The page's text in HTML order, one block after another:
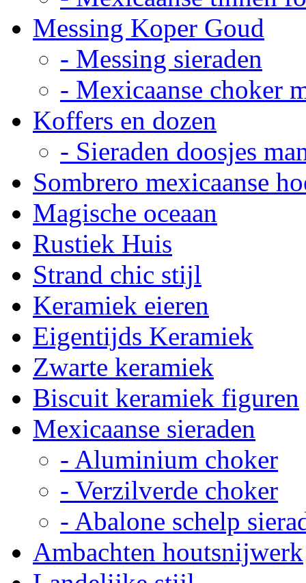
Messing Koper Goud
- Messing sieraden
- Mexicaanse choker
Koffers en dozen
- Sieraden doosjes
Sombrero mexicaanse
Magische oceaan
Rustiek Huis
Strand chic stijl
Keramiek eieren
Eigentijds Keramiek
Zwarte keramiek
Biscuit keramiek figuren
Mexicaanse sieraden
- Aluminium choker
- Verzilverde choker
- Abalone schelp
Ambachten houtsnijwerk